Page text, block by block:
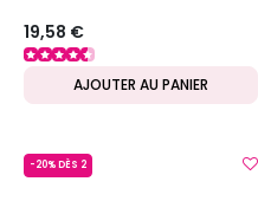
19,58 €
AJOUTER AU PANIER
-20% DÈS 2